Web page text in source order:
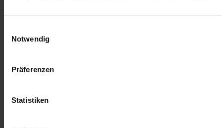
Notwendig
Präferenzen
Statistiken
sammeln und leiten diese Spende von € 0,20 weiter an Hukuku,